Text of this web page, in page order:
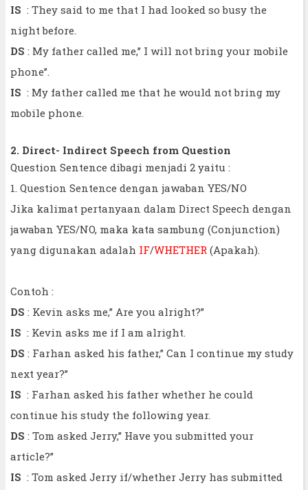
IS : They said to me that I had looked so busy the
night before.
DS : My father called me,’’ I will not bring your mobile
phone’’.
IS : My father called me that he would not bring my
mobile phone.
2. Direct- Indirect Speech from Question
Question Sentence dibagi menjadi 2 yaitu :
1. Question Sentence dengan jawaban YES/NO
Jika kalimat pertanyaan dalam Direct Speech dengan
jawaban YES/NO, maka kata sambung (Conjunction)
yang digunakan adalah IF/WHETHER (Apakah).
Contoh :
DS : Kevin asks me,” Are you alright?”
IS : Kevin asks me if I am alright.
DS : Farhan asked his father,” Can I continue my study
next year?”
IS : Farhan asked his father whether he could
continue his study the following year.
DS : Tom asked Jerry,” Have you submitted your
article?”
IS : Tom asked Jerry if/whether Jerry has submitted